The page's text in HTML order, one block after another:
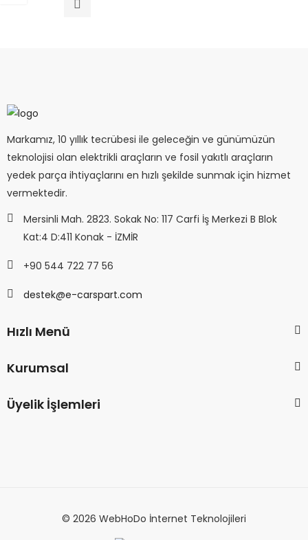
Markamız, 10 yıllık tecrübesi ile geleceğin ve günümüzün
teknolojisi olan elektrikli araçların ve fosil yakıtlı araçların
yedek parça ihtiyaçlarını en hızlı şekilde sunmak için hizmet
vermektedir.
Mersinli Mah. 2823. Sokak No: 117 Carfi İş Merkezi B Blok
Kat:4 D:411 Konak - İZMİR
+90 544 722 77 56
destek@e-carspart.com
Hızlı Menü
Kurumsal
Üyelik İşlemleri
© 2026 WebHoDo İnternet Teknolojileri